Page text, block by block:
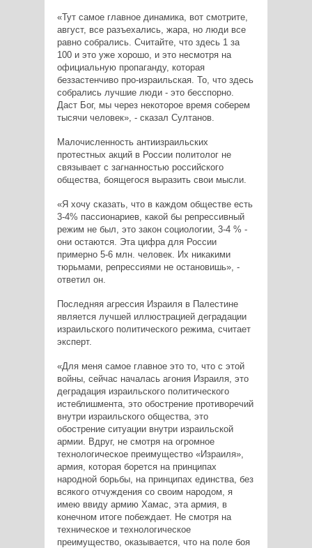
«Тут самое главное динамика, вот смотрите,
август, все разъехались, жара, но люди все
равно собрались. Считайте, что здесь 1 за
100 и это уже хорошо, и это несмотря на
официальную пропаганду, которая
беззастенчиво про-израильская. То, что здесь
собрались лучшие люди - это бесспорно.
Даст Бог, мы через некоторое время соберем
тысячи человек», - сказал Султанов.
Малочисленность антиизраильских
протестных акций в России политолог не
связывает с загнанностью российского
общества, боящегося выразить свои мысли.
«Я хочу сказать, что в каждом обществе есть
3-4% пассионариев, какой бы репрессивный
режим не был, это закон социологии, 3-4 % -
они остаются. Эта цифра для России
примерно 5-6 млн. человек. Их никакими
тюрьмами, репрессиями не остановишь», -
ответил он.
Последняя агрессия Израиля в Палестине
является лучшей иллюстрацией деградации
израильского политического режима, считает
эксперт.
«Для меня самое главное это то, что с этой
войны, сейчас началась агония Израиля, это
деградация израильского политического
истеблишмента, это обострение противоречий
внутри израильского общества, это
обострение ситуации внутри израильской
армии. Вдруг, не смотря на огромное
технологическое преимущество «Израиля»,
армия, которая борется на принципах
народной борьбы, на принципах единства, без
всякого отчуждения со своим народом, я
имею ввиду армию Хамас, эта армия, в
конечном итоге побеждает. Не смотря на
техническое и технологическое
преимущество, оказывается, что на поле боя